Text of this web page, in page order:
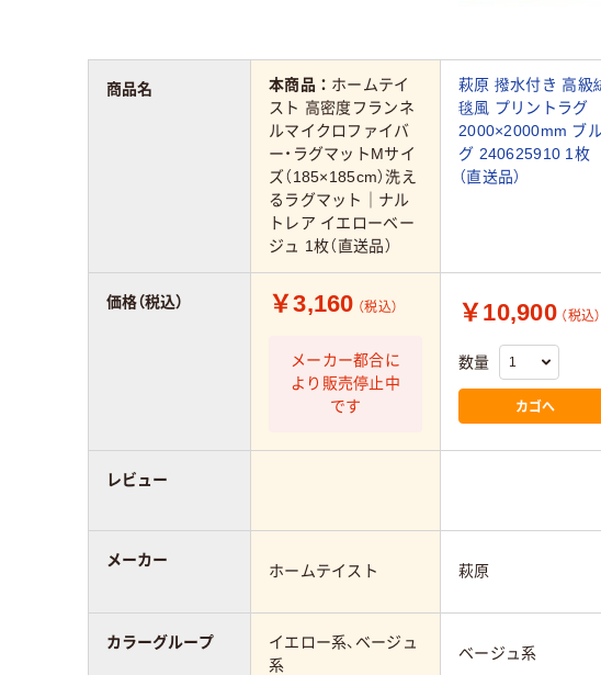
本商品： ホームテイ
スト 高密度フランネ
ルマイクロファイバ
ー・ラグマットMサイ
ズ（185×185cm）洗え
るラグマット｜ナル
トレア イエローベー
ジュ 1枚（直送品）
萩原 撥水付き 高級
毯風 プリントラグ
2000×2000mm ブ
グ 240625910 1枚
（直送品）
￥3,160 （税込）
メーカー都合に
より販売停止中
です
￥10,900 （税込）
数量
カゴへ
ホームテイスト 萩原
イエロー系、ベージュ
系
ベージュ系
商品名
価格（税込）
レビュー
メーカー
カラーグループ